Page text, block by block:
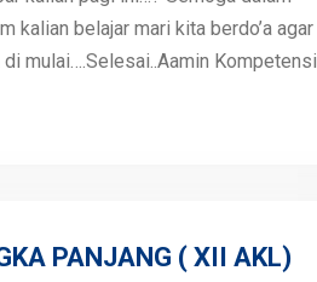
kalian belajar mari kita berdo’a agar
mulai….Selesai..Aamin Kompetensi
PANJANG ( XII AKL)